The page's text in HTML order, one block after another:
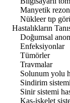
Manyetik
Nükleer tıp
Hastalıkların
Doğumsal
Enfeksiyonlar
Tümörler
Travmalar
Solunum yolu
Sindirim sistemi
Sinir sistemi
Kas-iskelet